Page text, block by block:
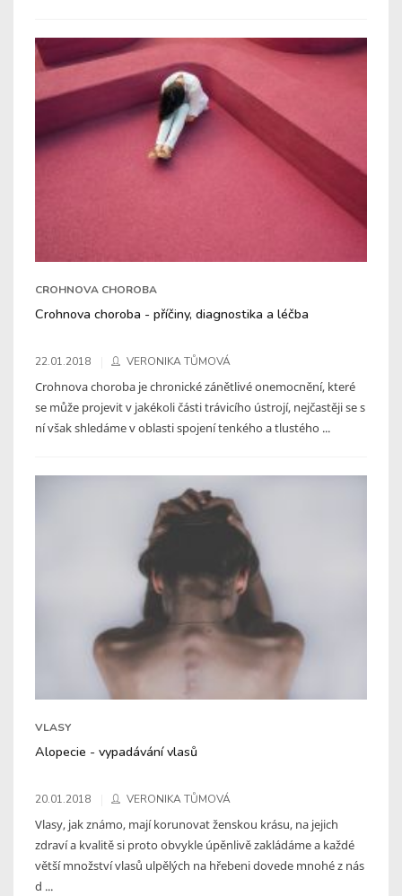
CROHNOVA CHOROBA
Crohnova choroba - příčiny, diagnostika a léčba
22.01.2018 VERONIKA TŮMOVÁ
Crohnova choroba je chronické zánětlivé onemocnění, které
se může projevit v jakékoli části trávicího ústrojí, nejčastěji se s
ní však shledáme v oblasti spojení tenkého a tlustého ...
VLASY
Alopecie - vypadávání vlasů
20.01.2018 VERONIKA TŮMOVÁ
Vlasy, jak známo, mají korunovat ženskou krásu, na jejich
zdraví a kvalitě si proto obvykle úpěnlivě zakládáme a každé
větší množství vlasů ulpělých na hřebeni dovede mnohé z nás
d ...